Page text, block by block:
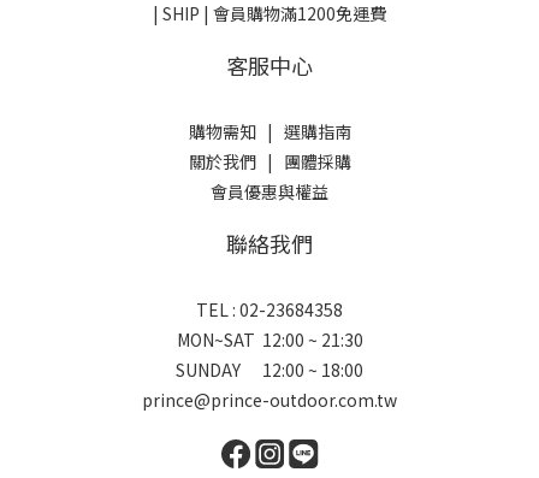
| SHIP | 會員購物滿1200免運費
客服中心
購物需知| 選購指南
關於我們| 團體採購
會員優惠與權益
聯絡我們
TEL : 02-23684358
MON~SAT 12:00 ~ 21:30
SUNDAY 12:00 ~ 18:00
prince@prince-outdoor.com.tw